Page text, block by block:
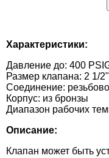
Характеристики:
Давление до: 400
Размер клапана: 2 1/
Соединение:
Корпус: из бронзы
Диапазон рабочих
Описание:
Клапан может быть